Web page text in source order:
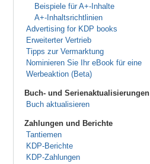
Beispiele für A+-Inhalte
A+-Inhaltsrichtlinien
Advertising for KDP books
Erweiterter Vertrieb
Tipps zur Vermarktung
Nominieren Sie Ihr eBook für eine
Werbeaktion (Beta)
Buch- und Serienaktualisierungen
Buch aktualisieren
Zahlungen und Berichte
Tantiemen
KDP-Berichte
KDP-Zahlungen